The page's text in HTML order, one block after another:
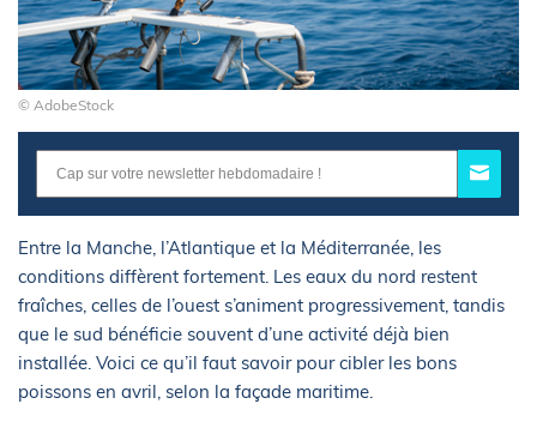
© AdobeStock
Entre la Manche, l’Atlantique et la Méditerranée, les
conditions diffèrent fortement. Les eaux du nord restent
fraîches, celles de l’ouest s’animent progressivement, tandis
que le sud bénéficie souvent d’une activité déjà bien
installée. Voici ce qu’il faut savoir pour cibler les bons
poissons en avril, selon la façade maritime.